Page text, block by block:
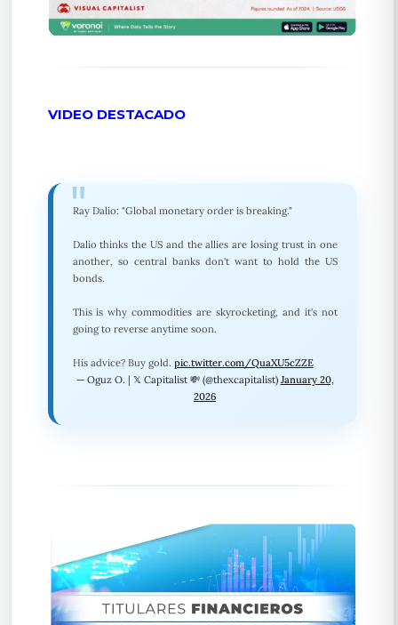
VIDEO DESTACADO
Ray Dalio: "Global monetary order is breaking."
Dalio thinks the US and the allies are losing trust in one
another, so central banks don't want to hold the US
bonds.
This is why commodities are skyrocketing, and it's not
going to reverse anytime soon.
His advice? Buy gold. pic.twitter.com/QuaXU5cZZE
— Oguz O. | 𝕏 Capitalist 💸 (@thexcapitalist) January 20,
2026